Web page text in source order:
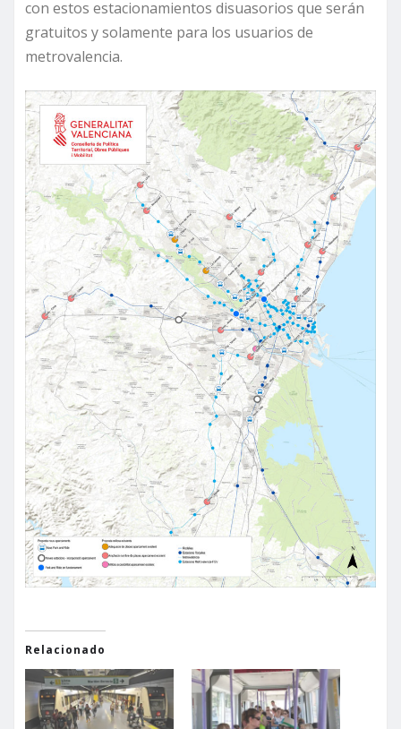
con estos estacionamientos disuasorios que serán
gratuitos y solamente para los usuarios de
metrovalencia.
Relacionado